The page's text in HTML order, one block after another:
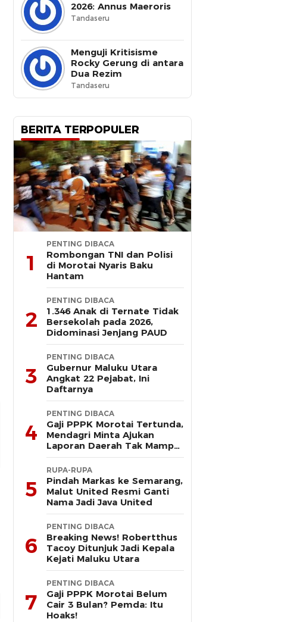
2026: Annus Maeroris
Tandaseru
Menguji Kritisisme
Rocky Gerung di antara
Dua Rezim
Tandaseru
BERITA TERPOPULER
1
PENTING DIBACA
Rombongan TNI dan Polisi
di Morotai Nyaris Baku
Hantam
2
PENTING DIBACA
1.346 Anak di Ternate Tidak
Bersekolah pada 2026,
Didominasi Jenjang PAUD
3
PENTING DIBACA
Gubernur Maluku Utara
Angkat 22 Pejabat, Ini
Daftarnya
4
PENTING DIBACA
Gaji PPPK Morotai Tertunda,
Mendagri Minta Ajukan
Laporan Daerah Tak Mampu
Bayar Pegawai
5
RUPA-RUPA
Pindah Markas ke Semarang,
Malut United Resmi Ganti
Nama Jadi Java United
6
PENTING DIBACA
Breaking News! Robertthus
Tacoy Ditunjuk Jadi Kepala
Kejati Maluku Utara
7
PENTING DIBACA
Gaji PPPK Morotai Belum
Cair 3 Bulan? Pemda: Itu
Hoaks!